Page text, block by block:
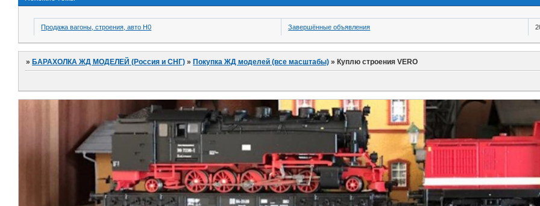
Продажа вагоны, строения, авто H0 Завершённые объявления
»БАРАХОЛКА ЖД МОДЕЛЕЙ (Россия и СНГ) »Покупка ЖД моделей (все масштабы) »Куплю строения VERO